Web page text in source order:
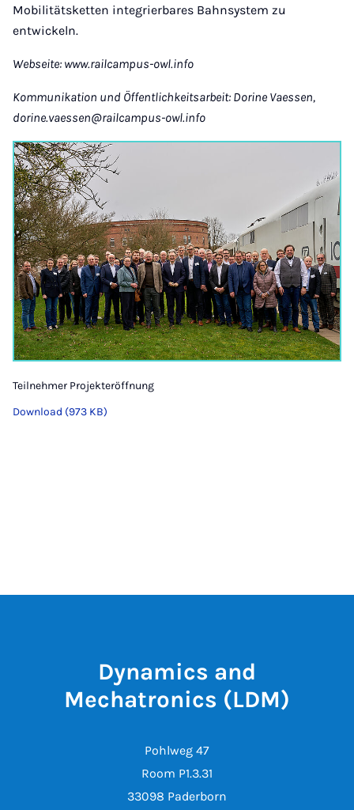
Mobilitätsketten integrierbares Bahnsystem zu
entwickeln.
Webseite: www.railcampus-owl.info
Kommunikation und Öffentlichkeitsarbeit: Dorine Vaessen,
dorine.vaessen@railcampus-owl.info
Teilnehmer Projekteröffnung
Download (973 KB)
Dynamics and
Mechatronics (LDM)
Pohlweg 47
Room P1.3.31
33098 Paderborn